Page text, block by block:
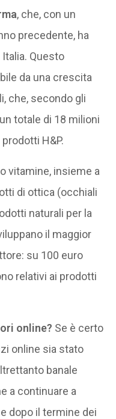
, che, con un
precedente, ha
Questo
da una crescita
che, secondo gli
totale di 18 milioni
H&P.
vitamine, insieme a
di ottica (occhiali
naturali per la
il maggior
su 100 euro
relativi ai prodotti
online? Se è certo
online sia stato
banale
a continuare a
dopo il termine dei